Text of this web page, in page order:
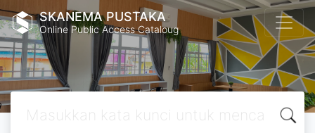
SKANEMA PUSTAKA
Online Public Access Cataloug